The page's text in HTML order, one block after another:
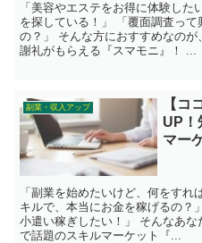
「美容やエステをお得に体験し
を探している！」 「覆面調査っ
の？」 そんな方におすすめなの
謝礼がもらえる『スマモニ』！ ...
副業・収入アップ
【コ
UP！
マー
「副業を始めたいけど、何をす
キルで、本当にお金を稼げるの？
小遣い稼ぎしたい！」 そんなあ
で話題のスキルマーケット『...